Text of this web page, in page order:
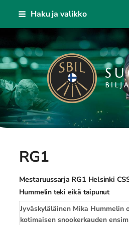
Siirry
sisältöön
Haku ja valikko
RG1
Mestaruussarja RG1 Helsinki
Hummelin teki eikä taipunut
Jyväskyläläinen Mika Hummelin
kotimaisen snookerkauden